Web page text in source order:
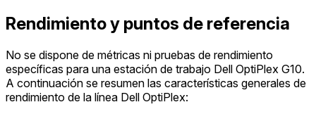
Rendimiento y puntos de referencia
No se dispone de métricas ni pruebas de rendimiento
específicas para una estación de trabajo Dell OptiPlex G10.
A continuación se resumen las características generales de
rendimiento de la línea Dell OptiPlex: